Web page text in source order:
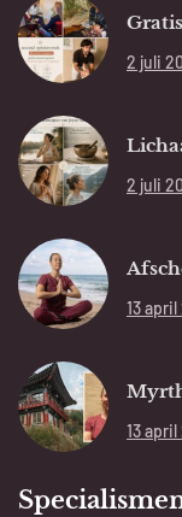
2 juli
2 juli
13
13